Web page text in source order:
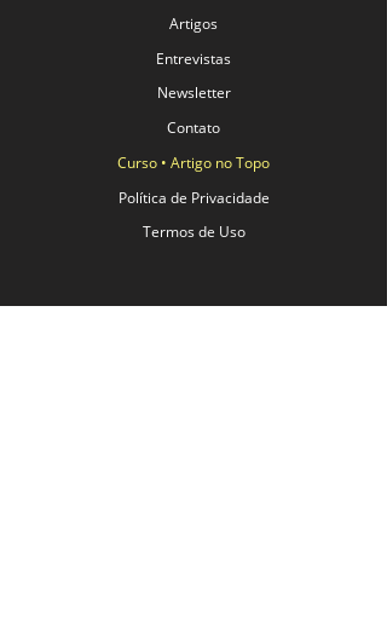
Artigos
Entrevistas
Newsletter
Contato
Curso • Artigo no Topo
Política de Privacidade
Termos de Uso